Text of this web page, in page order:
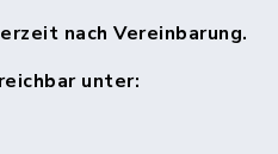
nach Vereinbarung.
unter: